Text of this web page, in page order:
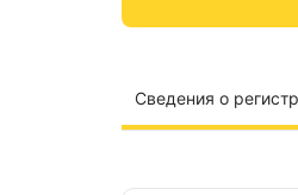
Сведения о